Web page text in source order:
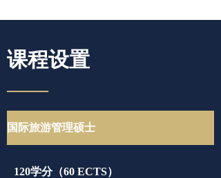
国际旅游管理硕士
120学分（60 ECTS）
课程设置
——